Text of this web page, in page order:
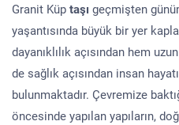
Granit Küp taşı geçmişten
yaşantısında büyük bir yer
dayanıklılık açısından hem
de sağlık açısından insan
bulunmaktadır. Çevremize
öncesinde yapılan yapıların,